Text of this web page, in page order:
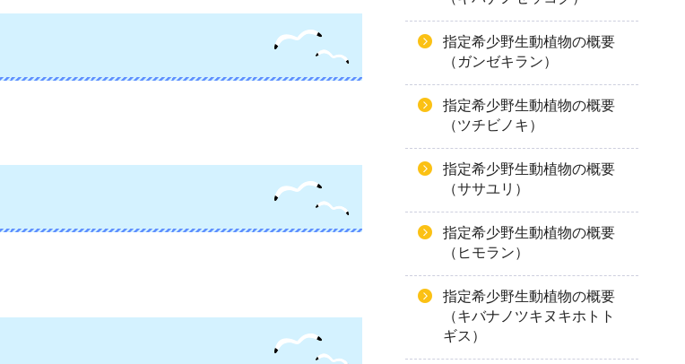
指定希少野生動植物の概要
（ガンゼキラン）
指定希少野生動植物の概要
（ツチビノキ）
指定希少野生動植物の概要
（ササユリ）
指定希少野生動植物の概要
（ヒモラン）
指定希少野生動植物の概要
（キバナノツキヌキホトト
ギス）